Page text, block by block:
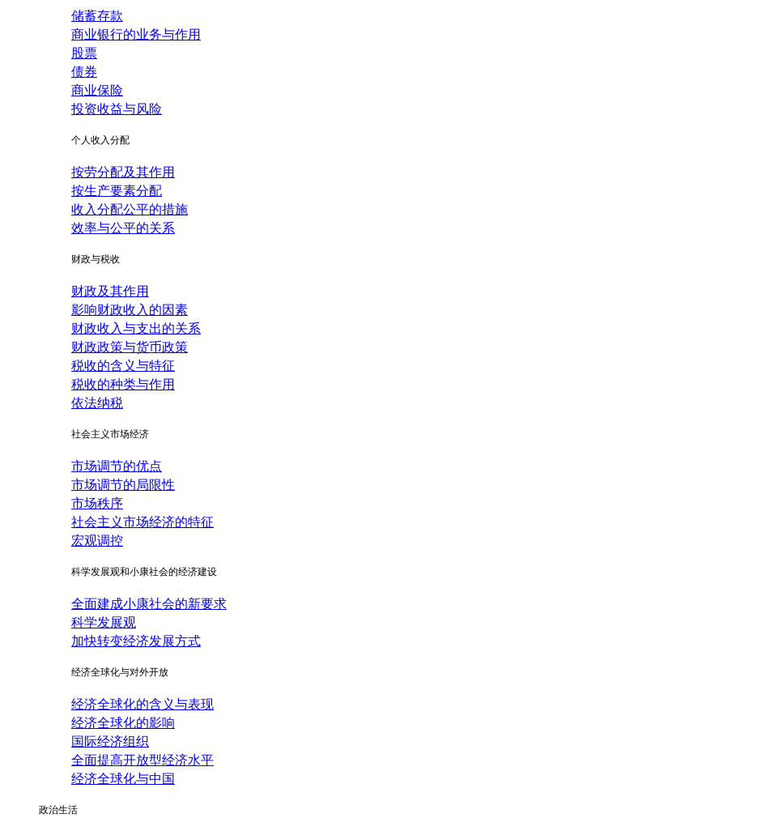
储蓄存款
商业银行的业务与作用
股票
债券
商业保险
投资收益与风险
个人收入分配
按劳分配及其作用
按生产要素分配
收入分配公平的措施
效率与公平的关系
财政与税收
财政及其作用
影响财政收入的因素
财政收入与支出的关系
财政政策与货币政策
税收的含义与特征
税收的种类与作用
依法纳税
社会主义市场经济
市场调节的优点
市场调节的局限性
市场秩序
社会主义市场经济的特征
宏观调控
科学发展观和小康社会的经济建设
全面建成小康社会的新要求
科学发展观
加快转变经济发展方式
经济全球化与对外开放
经济全球化的含义与表现
经济全球化的影响
国际经济组织
全面提高开放型经济水平
经济全球化与中国
政治生活